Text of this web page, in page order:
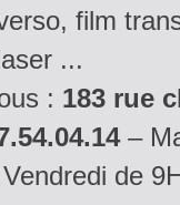
film
...
: 183 rue
–
de